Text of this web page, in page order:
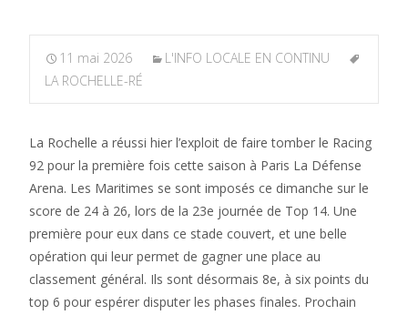
11 mai 2026
L'INFO LOCALE EN CONTINU
LA ROCHELLE-RÉ
La Rochelle a réussi hier l’exploit de faire tomber le Racing
92 pour la première fois cette saison à Paris La Défense
Arena. Les Maritimes se sont imposés ce dimanche sur le
score de 24 à 26, lors de la 23e journée de Top 14. Une
première pour eux dans ce stade couvert, et une belle
opération qui leur permet de gagner une place au
classement général. Ils sont désormais 8e, à six points du
top 6 pour espérer disputer les phases finales. Prochain